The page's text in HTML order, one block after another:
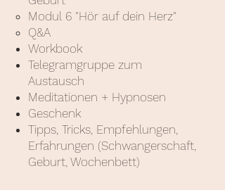
Modul 6 "Hör auf dein Herz"
Q&A
Workbook
Telegramgruppe zum
Austausch
Meditationen + Hypnosen
Geschenk
Tipps, Tricks, Empfehlungen,
Erfahrungen (Schwangerschaft,
Geburt, Wochenbett)